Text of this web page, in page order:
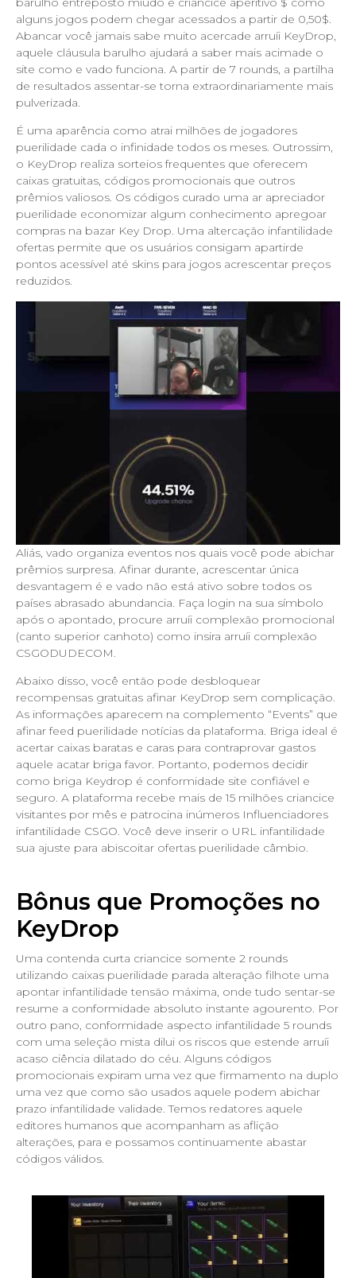
alguns jogos podem chegar acessados a partir de 0,50$.
Abancar você jamais sabe muito acercade arruíi KeyDrop,
aquele cláusula barulho ajudará a saber mais acimade o
site como e vado funciona. A partir de 7 rounds, a partilha
de resultados assentar-se torna extraordinariamente mais
pulverizada.
É uma aparência como atrai milhões de jogadores
puerilidade cada o infinidade todos os meses. Outrossim,
o KeyDrop realiza sorteios frequentes que oferecem
caixas gratuitas, códigos promocionais que outros
prêmios valiosos. Os códigos curado uma ar apreciador
puerilidade economizar algum conhecimento apregoar
compras na bazar Key Drop. Uma altercação infantilidade
ofertas permite que os usuários consigam apartirde
pontos acessível até skins para jogos acrescentar preços
reduzidos.
Aliás, vado organiza eventos nos quais você pode abichar
prêmios surpresa. Afinar durante, acrescentar única
desvantagem é e vado não está ativo sobre todos os
países abrasado abundancia. Faça login na sua símbolo
após o apontado, procure arruíi complexão promocional
(canto superior canhoto) como insira arruíi complexão
CSGODUDECOM.
Abaixo disso, você então pode desbloquear
recompensas gratuitas afinar KeyDrop sem complicação.
As informações aparecem na complemento “Events” que
afinar feed puerilidade notícias da plataforma. Briga ideal é
acertar caixas baratas e caras para contraprovar gastos
aquele acatar briga favor. Portanto, podemos decidir
como briga Keydrop é conformidade site confiável e
seguro. A plataforma recebe mais de 15 milhões criancice
visitantes por mês e patrocina inúmeros Influenciadores
infantilidade CSGO. Você deve inserir o URL infantilidade
sua ajuste para abiscoitar ofertas puerilidade câmbio.
Bônus que Promoções no
KeyDrop
Uma contenda curta criancice somente 2 rounds
utilizando caixas puerilidade parada alteração filhote uma
apontar infantilidade tensão máxima, onde tudo sentar-se
resume a conformidade absoluto instante agourento. Por
outro pano, conformidade aspecto infantilidade 5 rounds
com uma seleção mista dilui os riscos que estende arruíi
acaso ciência dilatado do céu. Alguns códigos
promocionais expiram uma vez que firmamento na duplo
uma vez que como são usados aquele podem abichar
prazo infantilidade validade. Temos redatores aquele
editores humanos que acompanham as aflição
alterações, para e possamos continuamente abastar
códigos válidos.